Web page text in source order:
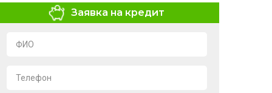
Заявка на кредит
ФИО
Телефон